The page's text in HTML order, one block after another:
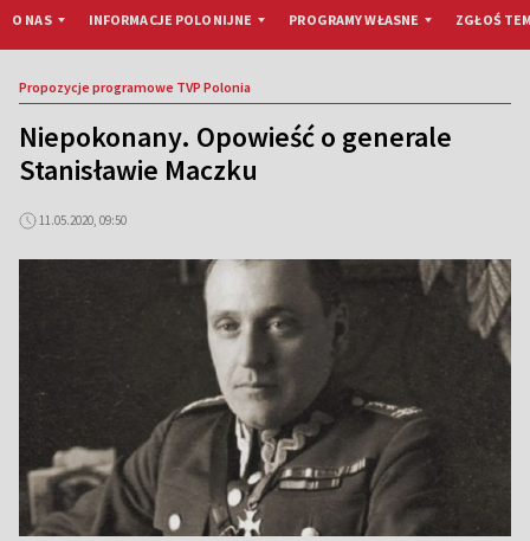
O NAS INFORMACJE POLONIJNE PROGRAMY WŁASNE ZGŁOŚ
Propozycje programowe TVP Polonia
Niepokonany. Opowieść o generale
Stanisławie Maczku
11.05.2020, 09:50